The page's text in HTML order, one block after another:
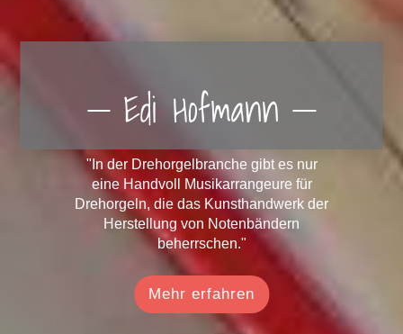
Edi Hofmann
"In der Drehorgelbranche gibt es nur
eine Handvoll Musikarrangeure für
Drehorgeln, die das Kunsthandwerk der
Herstellung von Notenbändern
beherrschen."
Mehr erfahren